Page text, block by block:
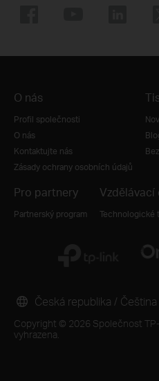
O nás
Profil společnosti
O nás
Kontaktujte nás
Zásady ochrany osobních údajů
Pro partnery
Partnerský program
Vzdělávací
Technologické
Copyright © 2026 Společnost
vyhrazena.
Česká republika / Čeština